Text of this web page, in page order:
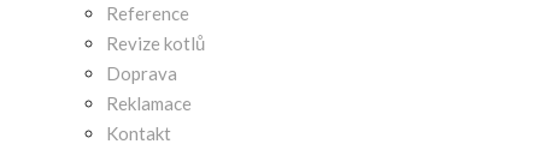
Reference
Revize kotlů
Doprava
Reklamace
Kontakt